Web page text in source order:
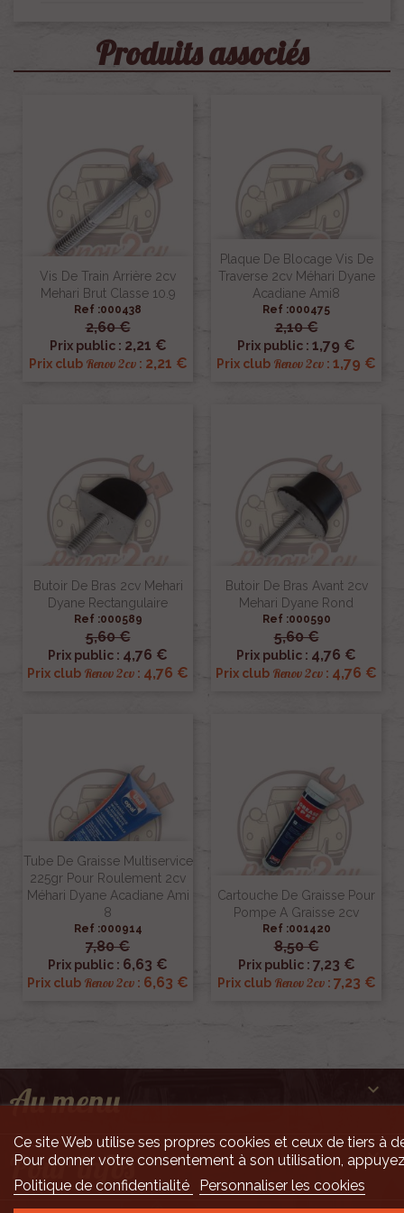
Produits associés
Vis De Train Arrière 2cv
Mehari Brut Classe 10.9
Ref :000438
2,60 €
Prix public : 2,21 €
Prix club Renov 2cv: 2,21 €
Plaque De Blocage Vis De
Traverse 2cv Méhari Dyane
Acadiane Ami8
Ref :000475
2,10 €
Prix public : 1,79 €
Prix club Renov 2cv : 1,79 €
Butoir De Bras 2cv Mehari
Dyane Rectangulaire
Ref :000589
5,60 €
Prix public : 4,76 €
Prix club Renov 2cv : 4,76 €
Butoir De Bras Avant 2cv
Mehari Dyane Rond
Ref :000590
5,60 €
Prix public : 4,76 €
Prix club Renov 2cv : 4,76 €
Tube De Graisse Multiservice
225gr Pour Roulement 2cv
Méhari Dyane Acadiane Ami
8
Ref :000914
7,80 €
Prix public : 6,63 €
Prix club Renov 2cv : 6,63 €
Cartouche De Graisse Pour
Pompe A Graisse 2cv
Ref :001420
8,50 €
Prix public : 7,23 €
Prix club Renov 2cv: 7,23 €
Au menu 
Pour infos 
Ce site Web utilise ses propres cookies et ceux de tiers à
Pour donner votre consentement à son utilisation,
Politique de confidentialité
Personnaliser les cookies